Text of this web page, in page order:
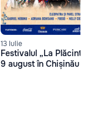
13 Iulie
Festivalul „La
9 august în Chișinău